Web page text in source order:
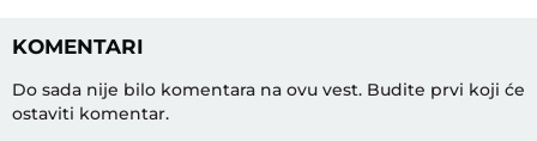
KOMENTARI
Do sada nije bilo komentara na ovu vest. Budite prvi koji će
ostaviti komentar.